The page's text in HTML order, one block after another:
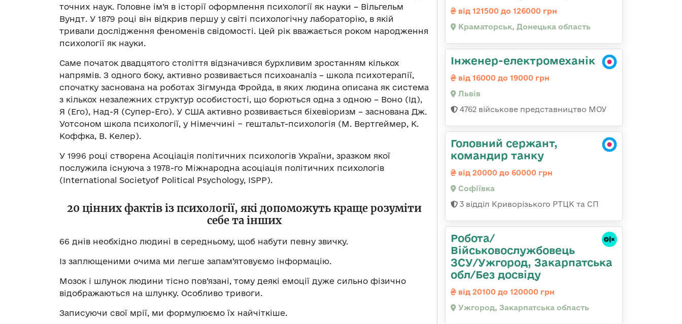
точних наук. Головне ім’я в історії оформлення психології як науки – Вільгельм
Вундт. У 1879 році він відкрив першу у світі психологічну лабораторію, в якій
тривали дослідження феноменів свідомості. Цей рік вважається роком народження
психології як науки.
Саме початок двадцятого століття відзначився бурхливим зростанням кількох
напрямів. З одного боку, активно розвивається психоаналіз – школа психотерапії,
спочатку заснована на роботах Зігмунда Фройда, в яких людина описана як система
з кількох незалежних структур особистості, що борються одна з одною – Воно (Ід),
Я (Его), Над-Я (Супер-Его). У США активно розвивається біхевіоризм – заснована Дж.
Уотсоном школа психології, у Німеччині − гештальт-психологія (М. Вертгеймер, К.
Коффка, В. Келер).
У 1996 році створена Асоціація політичних психологів України, зразком якої
послужила існуюча з 1978-го Міжнародна асоціація політичних психологів
(International Societyof Political Psychology, ISPP).
20 цінних фактів із психології, які допоможуть краще розуміти
себе та інших
66 днів необхідно людині в середньому, щоб набути певну звичку.
Із заплющеними очима ми легше запам’ятовуємо інформацію.
Мозок і шлунок людини тісно пов’язані, тому деякі емоції дуже сильно фізично
відображаються на шлунку. Особливо тривоги.
Записуючи свої мрії, ми формулюємо їх найчіткіше.
від 121500 до 126000 грн
Краматорськ, Донецька область
Інженер-електромеханік
від 16000 до 19000 грн
Львів
4762 військове представництво МОУ
Головний сержант,
командир танку
від 20000 до 60000 грн
Софіївка
3 відділ Криворізького РТЦК та СП
Робота/
Військовослужбовець
ЗСУ/Ужгород, Закарпатська
обл/Без досвіду
від 20100 до 120000 грн
Ужгород, Закарпатська область